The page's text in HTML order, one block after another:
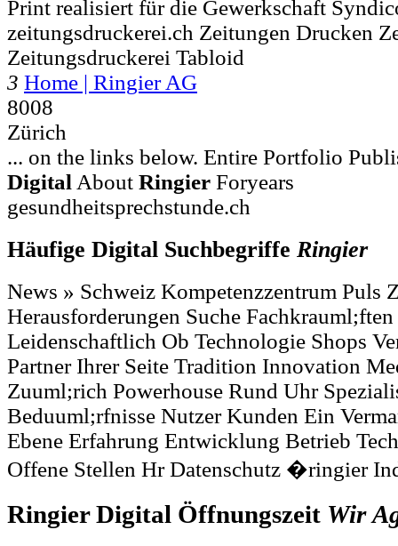
Print realisiert für die Gewerkschaft
zeitungsdruckerei.ch Zeitungen Drucken
Zeitungsdruckerei Tabloid
3 Home | Ringier AG
8008
Zürich
... on the links be­low. Entire Portfolio
Digital About Ringier Foryears
gesundheitsprechstunde.ch
Häufige Digital Suchbegriffe Ringier
News » Schweiz Kompetenzzentrum Puls
Herausforderungen Suche
Leidenschaftlich Ob Technologie Shops
Partner Ihrer Seite Tradition Innovation
Zuuml;rich Powerhouse Rund Uhr
Beduuml;rfnisse Nutzer Kunden Ein
Ebene Erfahrung Entwicklung Betrieb
Offene Stellen Hr Datenschutz �ringier
Ringier Digital Öffnungszeit Wir